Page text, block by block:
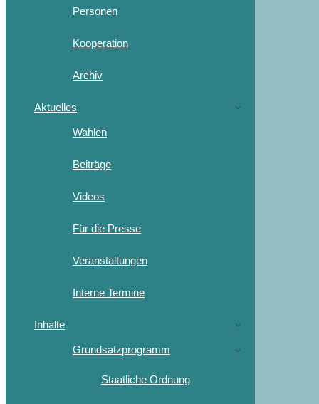
Personen
Kooperation
Archiv
Aktuelles
Wahlen
Beiträge
Videos
Für die Presse
Veranstaltungen
Interne Termine
Inhalte
Grundsatzprogramm
Staatliche Ordnung